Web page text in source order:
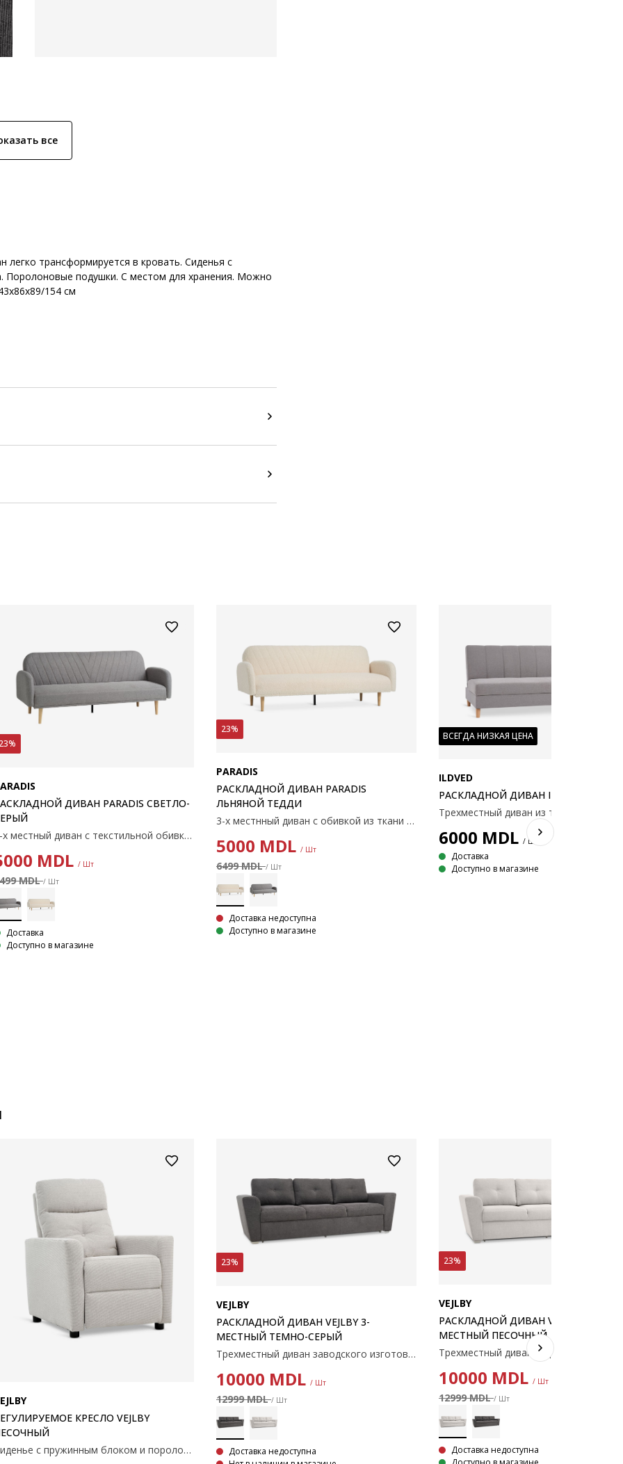
все
легко трансформируется в кровать. Сиденья с
Поролоновые подушки. С местом для хранения. Можно
154 см
ДИВАН PARADIS СВЕТЛО-
3-х местный диван с текстильной обивкой. Диван легко превращается в кровать. Поролоновые подушки. Ножки из цельного дерева. Спальное место 106х190 см. 209x81x82 см
MDL / Шт
MDL/ Шт
Доставка
Доступно в магазине
23%
PARADIS
РАСКЛАДНОЙ ДИВАН PARADIS
ЛЬНЯНОЙ ТЕДДИ
3-х местнный диван с обивкой из ткани тедди. Наполнение подушек сиденья и спинки из пеноматериала. Ножки из дерева. Спальное место: 106х190 см. 209x82x83 см
5000 MDL / Шт
6499 MDL/ Шт
Доставка недоступна
Доступно в магазине
ВСЕГДА НИЗКАЯ ЦЕНА
ILDVED
РАСКЛАДНОЙ ДИВАН ILDVED
6000 MDL / Шт
Доставка
Доступно в магазине
КРЕСЛО VEJLBY
Сиденье с пружинным блоком и поролоновой набивкой. Спинка из поролона. С бесступенчатым механизмом наклона и встроенной подставкой для ног. 75x100x91см
23%
VEJLBY
РАСКЛАДНОЙ ДИВАН VEJLBY 3-
МЕСТНЫЙ ТЕМНО-СЕРЫЙ
Трехместный диван заводского изготовления. Сиденье с пружинным блоком и поролоновой набивкой. Спинка из поролона. Спальная зона 140x200 см. 240x86x88см
10000 MDL / Шт
12999 MDL/ Шт
Доставка недоступна
23%
VEJLBY
РАСКЛАДНОЙ ДИВАН VEJLBY 3-
МЕСТНЫЙ ПЕСОЧНЫЙ
10000 MDL / Шт
12999 MDL/ Шт
Доставка недоступна